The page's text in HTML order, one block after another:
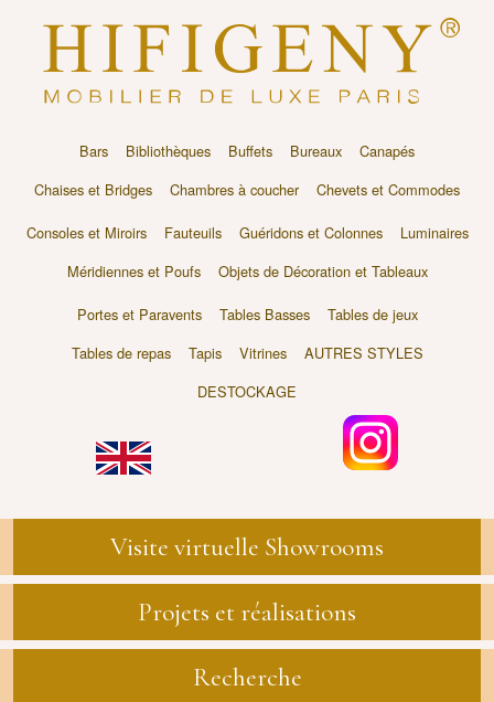
Bars Bibliothèques Buffets Bureaux
Canapés
Chaises et Bridges
Chambres à coucher Chevets et Commodes
Consoles et Miroirs Fauteuils Guéridons et Colonnes
Luminaires
Méridiennes et Poufs
Objets de Décoration et Tableaux
Portes et Paravents Tables Basses
Tables de jeux
Tables de repas
Tapis Vitrines
AUTRES STYLES
DESTOCKAGE
Visite virtuelle Showrooms
Projets et réalisations
Recherche